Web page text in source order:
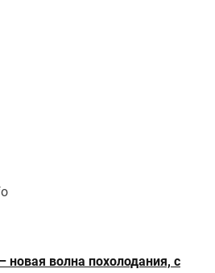
новая волна похолодания, с